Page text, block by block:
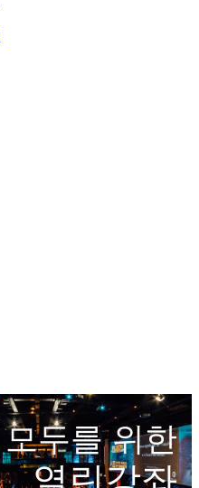
모두를 위한